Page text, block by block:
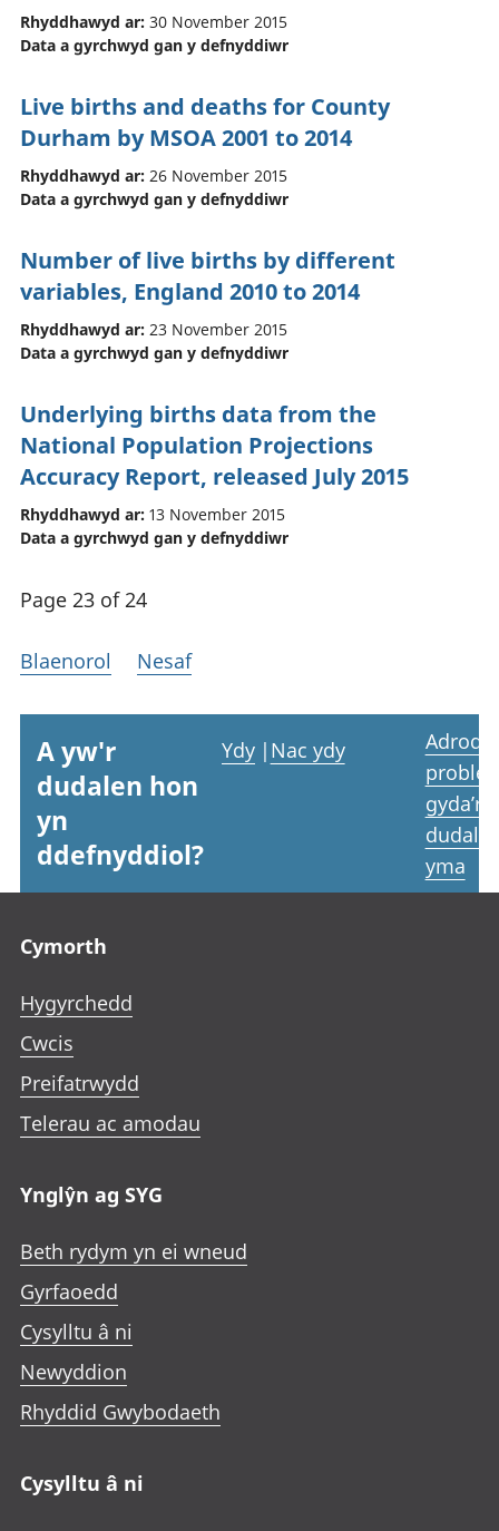
Rhyddhawyd ar: 30 November 2015
Data a gyrchwyd gan y defnyddiwr
Live births and deaths for County
Durham by MSOA 2001 to 2014
Rhyddhawyd ar: 26 November 2015
Data a gyrchwyd gan y defnyddiwr
Number of live births by different
variables, England 2010 to 2014
Rhyddhawyd ar: 23 November 2015
Data a gyrchwyd gan y defnyddiwr
Underlying births data from the
National Population Projections
Accuracy Report, released July 2015
Rhyddhawyd ar: 13 November 2015
Data a gyrchwyd gan y defnyddiwr
Page 23 of 24
Blaenorol Nesaf
A yw'r
dudalen hon
yn
ddefnyddiol?
Ydy | Nac ydy
Adrodd
gyda’r
yma
Cymorth
Hygyrchedd
Cwcis
Preifatrwydd
Telerau ac amodau
Ynglŷn ag SYG
Beth rydym yn ei wneud
Gyrfaoedd
Cysylltu â ni
Newyddion
Rhyddid Gwybodaeth
Cysylltu â ni